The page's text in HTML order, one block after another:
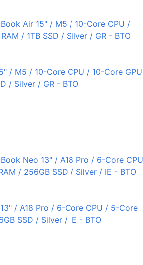
/ M5 / 10-Core CPU / 10-Core GPU
/ Silver / GR - BTO
/ A18 Pro / 6-Core CPU / 5-Core
SSD / Silver / IE - BTO